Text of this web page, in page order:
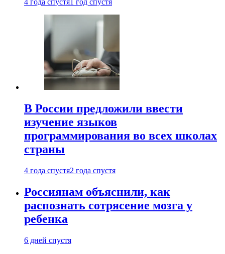
4 года спустя 1 год спустя
В России предложили ввести
изучение языков
программирования во всех школах
страны
4 года спустя2 года спустя
Россиянам объяснили, как
распознать сотрясение мозга у
ребенка
6 дней спустя